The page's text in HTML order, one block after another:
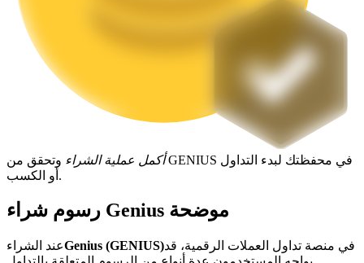
Launchpool
الرهان المرن لكسب العملات الرقمية الشهيرة
أكمل عملية الشراء وتحقق من GENIUS في محفظتك لبدء التداول
أو الكسب.
رسوم شراء Genius موضحة
عند الشراءGenius (GENIUS)في منصة تداول العملات الرقمية، قد